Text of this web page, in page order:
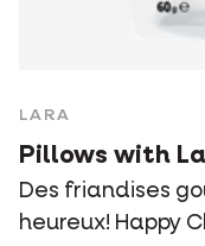
LARA
Pillows with
Des friandises
heureux! Happy